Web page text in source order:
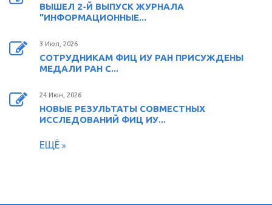
ВЫШЕЛ 2-Й ВЫПУСК ЖУРНАЛА
"ИНФОРМАЦИОННЫЕ...
3 Июл, 2026
СОТРУДНИКАМ ФИЦ ИУ РАН ПРИСУЖДЕНЫ
МЕДАЛИ РАН С...
24 Июн, 2026
НОВЫЕ РЕЗУЛЬТАТЫ СОВМЕСТНЫХ
ИССЛЕДОВАНИЙ ФИЦ ИУ...
ЕЩЁ